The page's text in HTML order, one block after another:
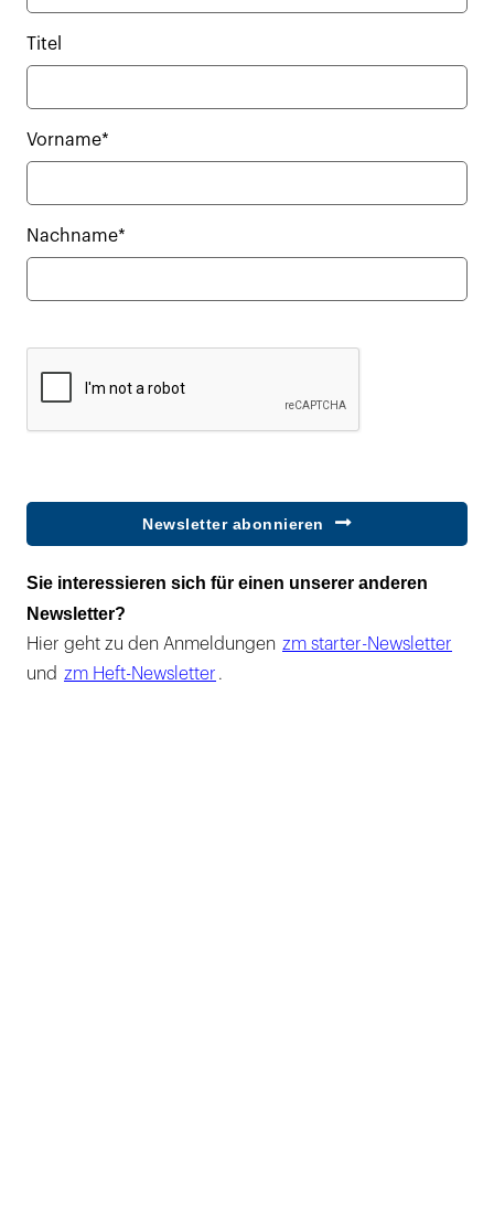
Titel
Vorname*
Nachname*
Newsletter abonnieren
Sie interessieren sich für einen unserer anderen
Newsletter?
Hier geht zu den Anmeldungen zm starter-Newsletter
und zm Heft-Newsletter .